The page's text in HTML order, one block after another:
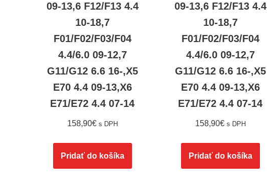
09-13,6 F12/F13 4.4
10-18,7
F01/F02/F03/F04
4.4/6.0 09-12,7
G11/G12 6.6 16-,X5
E70 4.4 09-13,X6
E71/E72 4.4 07-14
158,90€ s DPH
Pridať do košíka
09-13,6 F12/F13 4.4
10-18,7
F01/F02/F03/F04
4.4/6.0 09-12,7
G11/G12 6.6 16-,X5
E70 4.4 09-13,X6
E71/E72 4.4 07-14
158,90€ s DPH
Pridať do košíka